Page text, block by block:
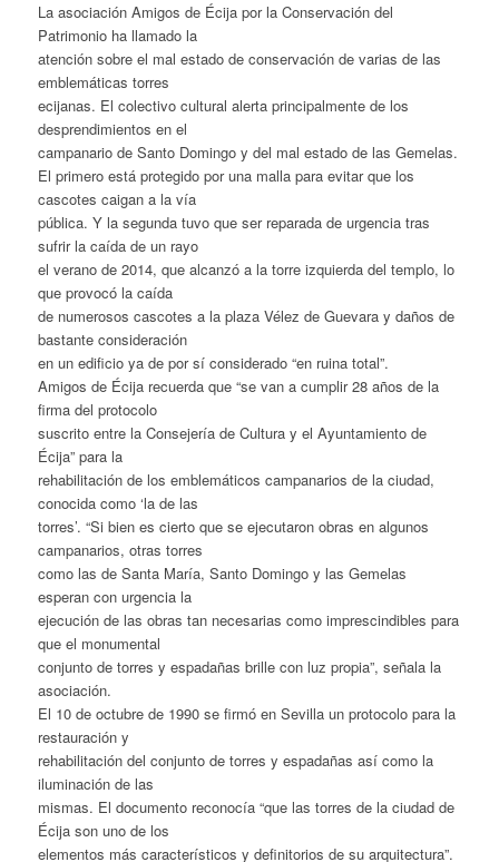
La asociación Amigos de Écija por la Conservación del
Patrimonio ha llamado la
atención sobre el mal estado de conservación de varias de las
emblemáticas torres
ecijanas. El colectivo cultural alerta principalmente de los
desprendimientos en el
campanario de Santo Domingo y del mal estado de las Gemelas.
El primero está protegido por una malla para evitar que los
cascotes caigan a la vía
pública. Y la segunda tuvo que ser reparada de urgencia tras
sufrir la caída de un rayo
el verano de 2014, que alcanzó a la torre izquierda del templo, lo
que provocó la caída
de numerosos cascotes a la plaza Vélez de Guevara y daños de
bastante consideración
en un edificio ya de por sí considerado “en ruina total”.
Amigos de Écija recuerda que “se van a cumplir 28 años de la
firma del protocolo
suscrito entre la Consejería de Cultura y el Ayuntamiento de
Écija” para la
rehabilitación de los emblemáticos campanarios de la ciudad,
conocida como ‘la de las
torres’. “Si bien es cierto que se ejecutaron obras en algunos
campanarios, otras torres
como las de Santa María, Santo Domingo y las Gemelas
esperan con urgencia la
ejecución de las obras tan necesarias como imprescindibles para
que el monumental
conjunto de torres y espadañas brille con luz propia”, señala la
asociación.
El 10 de octubre de 1990 se firmó en Sevilla un protocolo para la
restauración y
rehabilitación del conjunto de torres y espadañas así como la
iluminación de las
mismas. El documento reconocía “que las torres de la ciudad de
Écija son uno de los
elementos más característicos y definitorios de su arquitectura”.